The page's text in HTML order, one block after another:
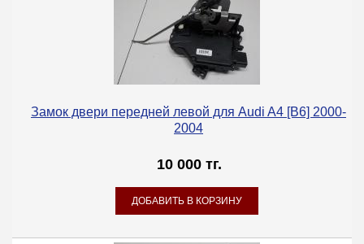
Замок двери передней левой для Audi A4 [B6] 2000-
2004
10 000 тг.